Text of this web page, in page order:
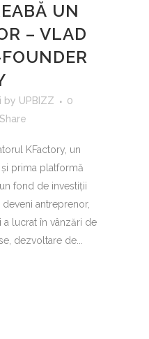
UN
– VLAD
by UPBIZZ
0
Share
KFactory, un
prima platformă
fond de investiții
antreprenor,
a lucrat în vânzări de
dezvoltare de...